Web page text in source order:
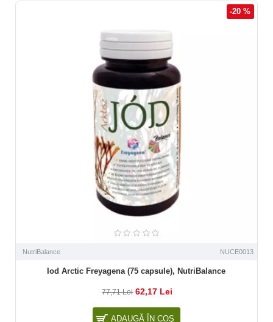
-20 %
NutriBalance NUCE0013
Iod Arctic Freyagena (75 capsule), NutriBalance
77,71 Lei 62,17 Lei
ADAUGĂ ÎN COŞ